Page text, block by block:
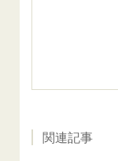
関連記事